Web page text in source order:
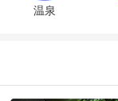
温泉